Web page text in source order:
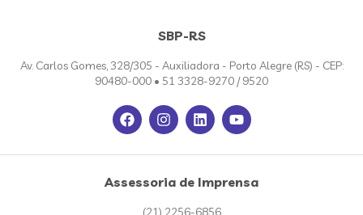
SBP-RS
Av. Carlos Gomes, 328/305 - Auxiliadora - Porto Alegre (RS) - CEP:
90480-000 • 51 3328-9270 / 9520
Assessoria de Imprensa
(21) 2256-6856